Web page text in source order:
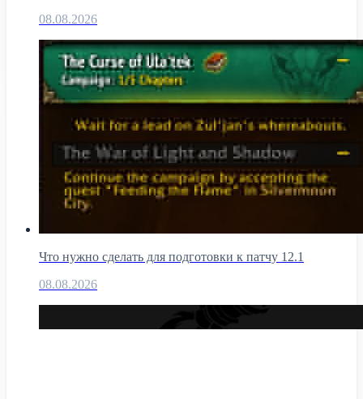
08.08.2026
Что нужно сделать для подготовки к патчу 12.1
08.08.2026